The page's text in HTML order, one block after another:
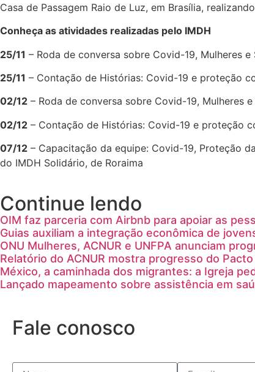
Casa de Passagem Raio de Luz, em Brasília,
Conheça as atividades realizadas pelo IMDH
25/11 – Roda de conversa sobre Covid-19, Mulheres
25/11 – Contação de Histórias: Covid-19 e proteção
02/12 – Roda de conversa sobre Covid-19, Mulheres
02/12 – Contação de Histórias: Covid-19 e proteção
07/12 – Capacitação da equipe: Covid-19, Proteção
do IMDH Solidário, de Roraima
Continue lendo
OIM faz parceria com Airbnb para apoiar as
Guias auxiliam a integração econômica de
ONU Mulheres, ACNUR e UNFPA anunciam
Relatório do ACNUR mostra progresso do
México, a caminhada dos migrantes: a Igreja
Lançado mapeamento sobre assistência em
Fale conosco